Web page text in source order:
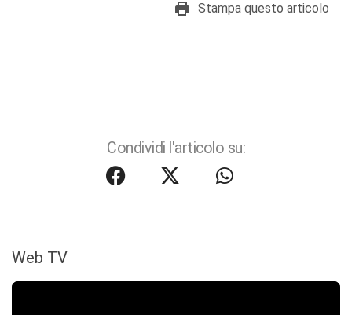
Stampa questo articolo
Condividi l'articolo su:
Web TV